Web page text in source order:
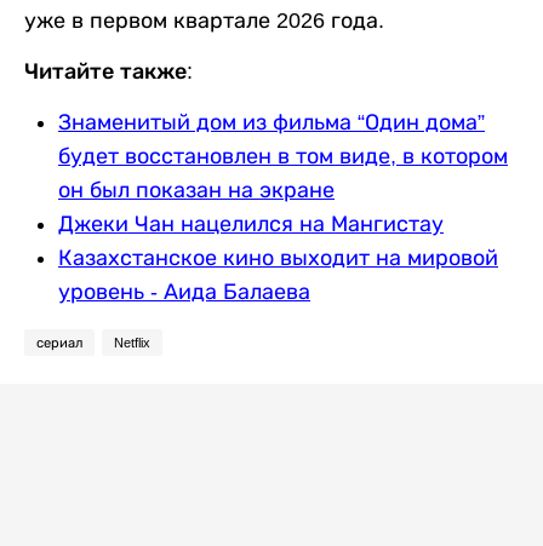
уже в первом квартале 2026 года.
Читайте также:
Знаменитый дом из фильма “Один дома”
будет восстановлен в том виде, в котором
он был показан на экране
Джеки Чан нацелился на Мангистау
Казахстанское кино выходит на мировой
уровень - Аида Балаева
сериал Netflix